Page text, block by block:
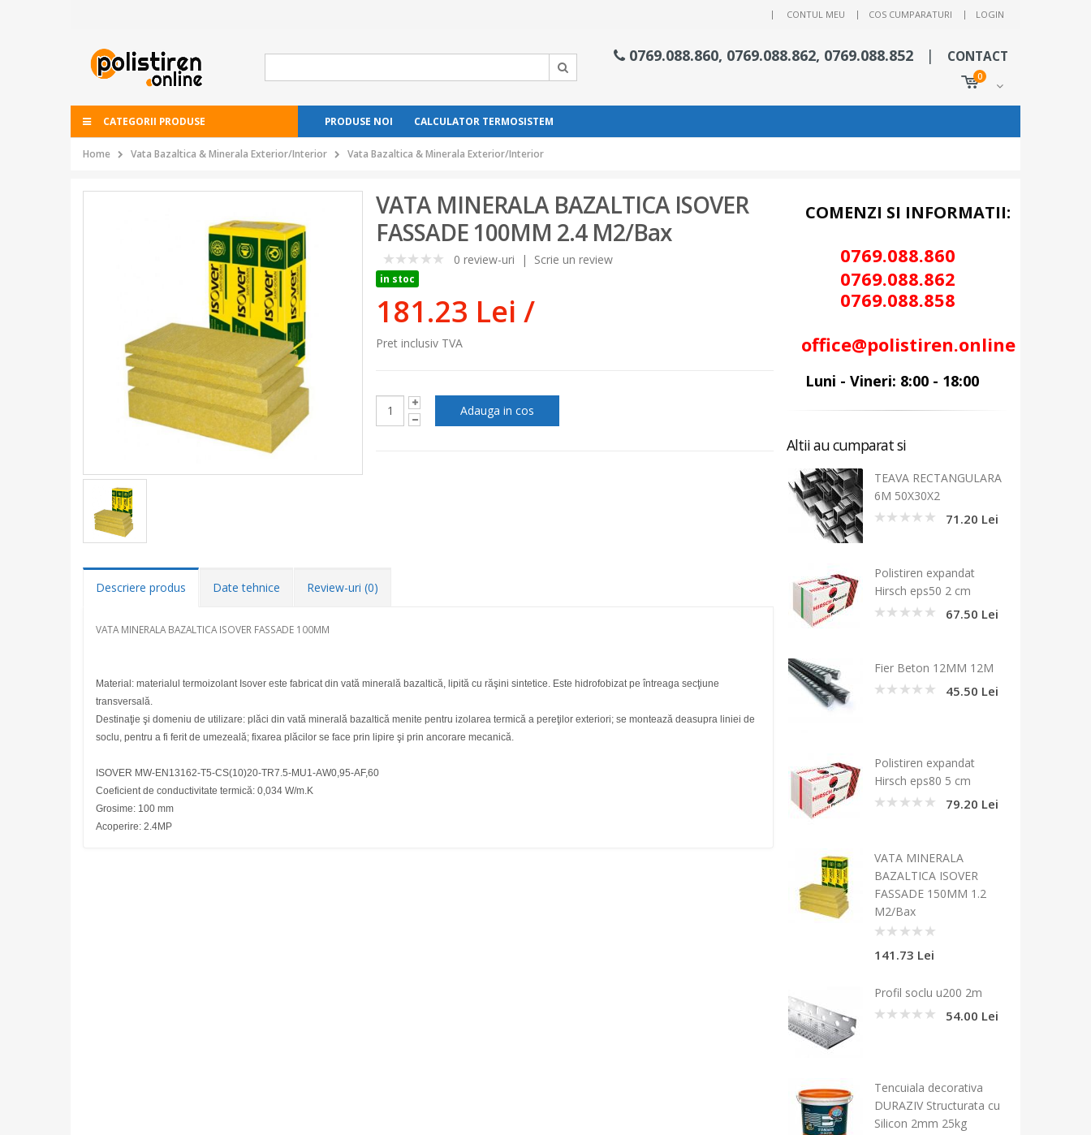
| CONTUL MEU COS CUMPARATURI LOGIN
0769.088.860, 0769.088.862, 0769.088.852 | CONTACT
0
CATEGORII PRODUSE PRODUSE NOI CALCULATOR TERMOSISTEM
Home Vata Bazaltica & Minerala Exterior/Interior Vata Bazaltica & Minerala Exterior/Interior
VATA MINERALA BAZALTICA ISOVER
FASSADE 100MM 2.4 M2/Bax
0
0 review-uri | Scrie un review
in stoc
181.23 Lei /
Pret inclusiv TVA
Descriere produs Date tehnice Review-uri (0)
VATA MINERALA BAZALTICA ISOVER FASSADE 100MM
Material: materialul termoizolant Isover este fabricat din vată minerală bazaltică, lipită cu răşini sintetice. Este hidrofobizat pe întreaga secţiune
transversală.
Destinaţie şi domeniu de utilizare: plăci din vată minerală bazaltică menite pentru izolarea termică a pereţilor exteriori; se montează deasupra liniei de
soclu, pentru a fi ferit de umezeală; fixarea plăcilor se face prin lipire şi prin ancorare mecanică.
ISOVER MW-EN13162-T5-CS(10)20-TR7.5-MU1-AW0,95-AF,60
Coeficient de conductivitate termică: 0,034 W/m.K
Grosime: 100 mm
Acoperire: 2.4MP
COMENZI SI INFORMATII:
0769.088.860
0769.088.862
0769.088.858
office@polistiren.online
Luni - Vineri: 8:00 - 18:00
Altii au cumparat si
TEAVA RECTANGULARA
6M 50X30X2
71.20 Lei
Polistiren expandat
Hirsch eps50 2 cm
67.50 Lei
Fier Beton 12MM 12M
45.50 Lei
Polistiren expandat
Hirsch eps80 5 cm
79.20 Lei
VATA MINERALA
BAZALTICA ISOVER
FASSADE 150MM 1.2
M2/Bax
141.73 Lei
Profil soclu u200 2m
54.00 Lei
Tencuiala decorativa
DURAZIV Structurata cu
Silicon 2mm 25kg